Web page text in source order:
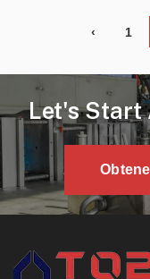
‹ 1
Let's Start